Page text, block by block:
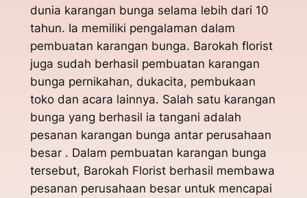
dunia karangan bunga selama lebih dari 10
tahun. Ia memiliki pengalaman dalam
pembuatan karangan bunga. Barokah florist
juga sudah berhasil pembuatan karangan
bunga pernikahan, dukacita, pembukaan
toko dan acara lainnya. Salah satu karangan
bunga yang berhasil ia tangani adalah
pesanan karangan bunga antar perusahaan
besar . Dalam pembuatan karangan bunga
tersebut, Barokah Florist berhasil membawa
pesanan perusahaan besar untuk mencapai